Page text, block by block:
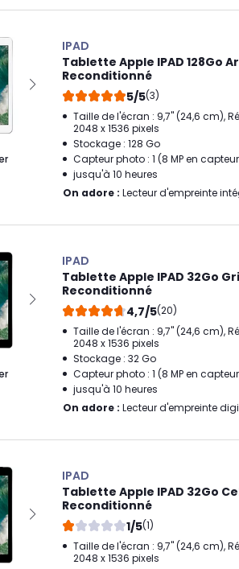
IPAD
Tablette Apple IPAD 128Go
Reconditionné
5/5(3)
Taille de l'écran : 9,7" (24,6 cm),
2048 x 1536 pixels
Stockage : 128 Go
Capteur photo : 1 (8 MP en
jusqu'à 10 heures
On adore : Lecteur d'empreinte
IPAD
Tablette Apple IPAD 32Go
Reconditionné
4,7/5(20)
Taille de l'écran : 9,7" (24,6 cm),
2048 x 1536 pixels
Stockage : 32 Go
Capteur photo : 1 (8 MP en
jusqu'à 10 heures
On adore : Lecteur d'empreinte
IPAD
Tablette Apple IPAD 32Go
Reconditionné
1/5(1)
Taille de l'écran : 9,7" (24,6 cm),
2048 x 1536 pixels